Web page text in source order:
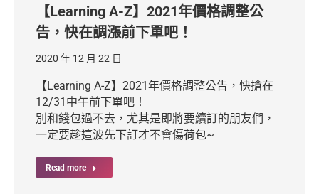
【Learning A-Z】2021年價格調整公
告，快在調漲前下單吧！
2020 年 12 月 22 日
【Learning A-Z】2021年價格調整公告，快搶在
12/31中午前下單吧！
別和錢包過不去，尤其是即將要續訂的朋友們，
一定要趁這波先下訂才不會傷荷包~
Read more